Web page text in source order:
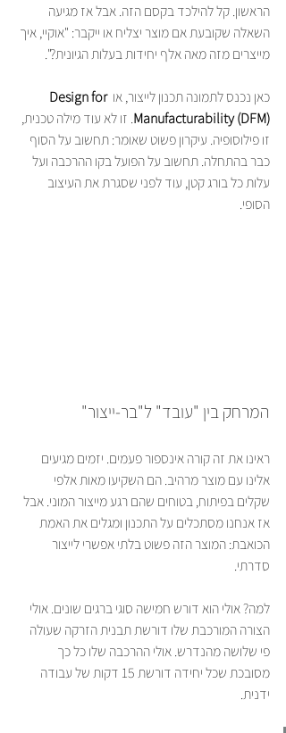
הראשון. קל להילכד בקסם הזה. אבל אז מגיעה
השאלה שקובעת אם מוצר יצליח או ייקבר: "אוקיי, איך
מייצרים מזה מאה אלף יחידות בעלות הגיונית?".
כאן נכנס לתמונה תכנון לייצור, או Design for
Manufacturability (DFM). זו לא עוד מילה טכנית,
זו פילוסופיה. עיקרון פשוט שאומר: תחשוב על הסוף
כבר בהתחלה. תחשוב על הפועל בקו ההרכבה ועל
עלות כל בורג קטן, עוד לפני שסגרת את העיצוב
הסופי.
המרחק בין "עובד" ל"בר-ייצור"
ראינו את זה קורה אינספור פעמים. יזמים מגיעים
אלינו עם מוצר מרהיב. הם השקיעו מאות אלפי
שקלים בפיתוח, בטוחים שהם רגע מייצור המוני. אבל
אז אנחנו מסתכלים על התכנון ומגלים את האמת
הכואבת: המוצר הזה פשוט בלתי אפשרי לייצור
סדרתי.
למה? אולי הוא דורש חמישה סוגי ברגים שונים. אולי
הצורה המורכבת שלו דורשת תבנית הזרקה שעולה
פי שלושה מהנדרש. אולי ההרכבה שלו כל כך
מסובכת שכל יחידה דורשת 15 דקות של עבודה
ידנית.